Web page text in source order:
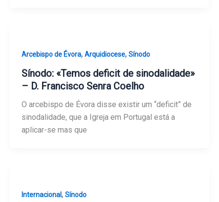
Arcebispo de Évora, Arquidiocese, Sínodo
Sínodo: «Temos deficit de sinodalidade»
– D. Francisco Senra Coelho
O arcebispo de Évora disse existir um “deficit” de
sinodalidade, que a Igreja em Portugal está a
aplicar-se mas que
Internacional, Sínodo